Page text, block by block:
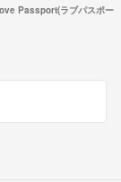
Passport(ラブパスポー